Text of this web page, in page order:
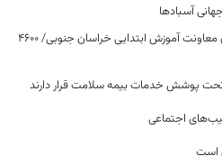
آسبادها
تقدیر مقام عالی وزارت از عملکرد جهادی معاونت آموزش ابتدایی خراسان جنوبی/ ۴۶۰۰
اجتماعی
است